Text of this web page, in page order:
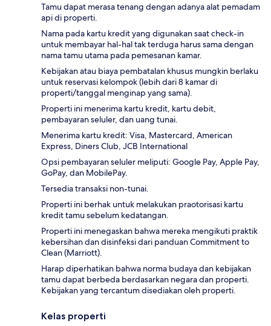
Tamu dapat merasa tenang dengan adanya alat pemadam
api di properti.
Nama pada kartu kredit yang digunakan saat check-in
untuk membayar hal-hal tak terduga harus sama dengan
nama tamu utama pada pemesanan kamar.
Kebijakan atau biaya pembatalan khusus mungkin berlaku
untuk reservasi kelompok (lebih dari 8 kamar di
properti/tanggal menginap yang sama).
Properti ini menerima kartu kredit, kartu debit,
pembayaran seluler, dan uang tunai.
Menerima kartu kredit: Visa, Mastercard, American
Express, Diners Club, JCB International
Opsi pembayaran seluler meliputi: Google Pay, Apple Pay,
GoPay, dan MobilePay.
Tersedia transaksi non-tunai.
Properti ini berhak untuk melakukan praotorisasi kartu
kredit tamu sebelum kedatangan.
Properti ini menegaskan bahwa mereka mengikuti praktik
kebersihan dan disinfeksi dari panduan Commitment to
Clean (Marriott).
Harap diperhatikan bahwa norma budaya dan kebijakan
tamu dapat berbeda berdasarkan negara dan properti.
Kebijakan yang tercantum disediakan oleh properti.
Kelas properti